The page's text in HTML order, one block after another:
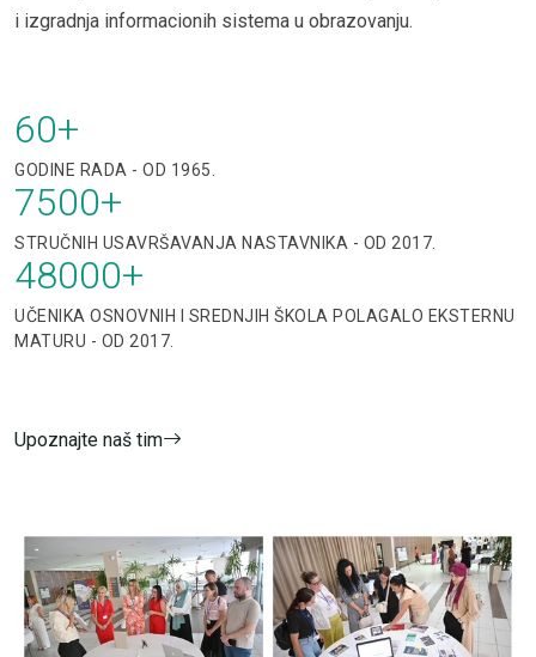
i izgradnja informacionih sistema u obrazovanju.
60+
GODINE RADA - OD 1965.
7500+
STRUČNIH USAVRŠAVANJA NASTAVNIKA - OD 2017.
48000+
UČENIKA OSNOVNIH I SREDNJIH ŠKOLA POLAGALO EKSTERNU
MATURU - OD 2017.
Upoznajte naš tim